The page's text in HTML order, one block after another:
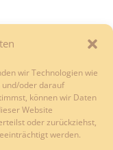
wir Technologien wie
und/oder darauf
können wir Daten
Website
oder zurückziehst,
werden.